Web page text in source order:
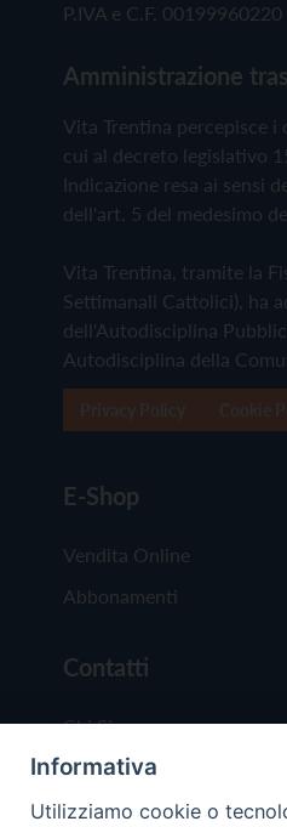
P.IVA e C.F. 00199960220
Amministrazione
Vita Trentina percepisce
cui al decreto legislativo
Indicazione resa ai sensi
dell'art. 5 del medesimo
Vita Trentina, tramite la
Settimanali Cattolici), ha
dell'Autodisciplina
Autodisciplina della
E-Shop
Vendita Online
Abbonamenti
Contatti
Chi Siamo
Redazione
Scrivici
Informativa
Utilizziamo cookie o